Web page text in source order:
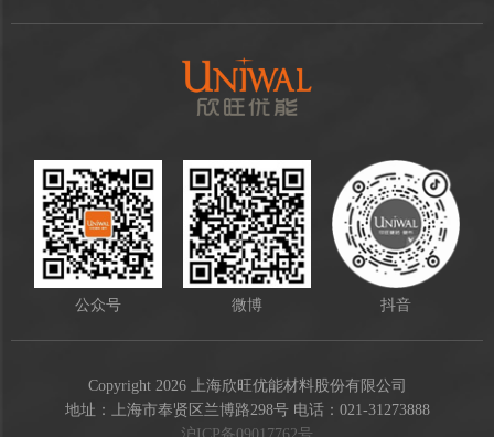
公众号 微博 抖音
Copyright 2026 上海欣旺优能材料股份有限公司
地址：上海市奉贤区兰博路298号 电话：021-31273888